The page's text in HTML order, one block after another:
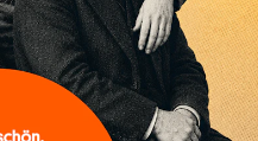
ABONNIEREN SIE
MAKROSKOP
Schon Abonnent? Dann